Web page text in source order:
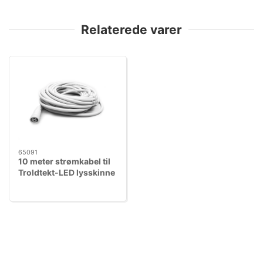
Relaterede varer
65091
10 meter strømkabel til
Troldtekt-LED lysskinne